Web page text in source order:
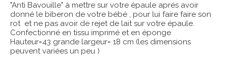
"Anti Bavouille" à mettre sur votre épaule aprés avoir
donné le biberon de votre bébé , pour lui faire faire son
rot et ne pas avoir de rejet de lait sur votre épaule.
Confectionné en tissu imprimé et en éponge
Hauteur=43 grande largeur= 18 cm (les dimensions
peuvent variées un peu )